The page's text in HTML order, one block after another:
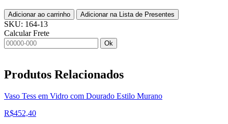
Adicionar ao carrinho Adicionar na Lista de Presentes
SKU: 164-13
Calcular Frete
Ok
Produtos Relacionados
Vaso Tess em Vidro com Dourado Estilo Murano
R$452,40